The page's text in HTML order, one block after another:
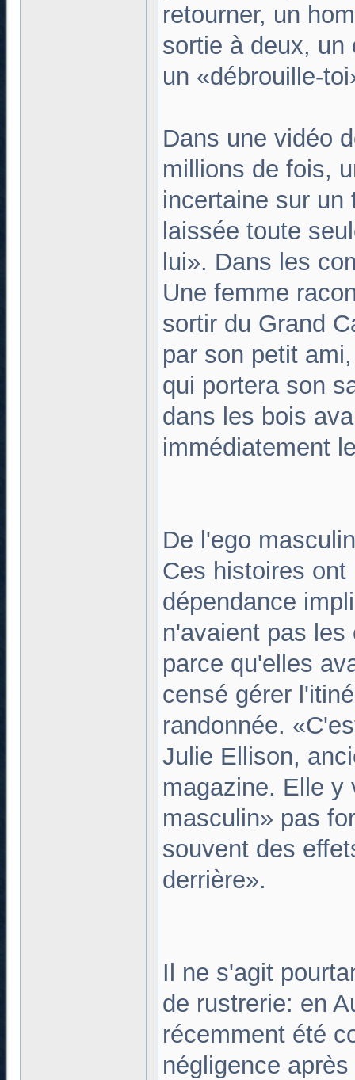
retourner, un
sortie à deux, un
un «débrouille-
Dans une vidéo
millions de fois,
incertaine sur un
laissée toute
lui». Dans les
Une femme
sortir du Grand
par son petit
qui portera son
dans les bois
immédiatement
De l'ego
Ces histoires
dépendance
n'avaient pas
parce qu'elles
censé gérer
randonnée.
Julie Ellison,
magazine. Elle y
masculin» pas
souvent des
derrière».
Il ne s'agit
de rustrerie: en
récemment été
négligence